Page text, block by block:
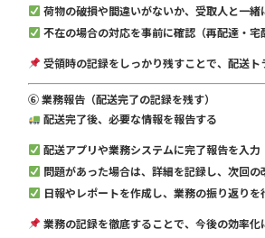
荷物の破損や間違いがないか、受取人と一緒
不在の場合の対応を事前に確認（再配達・宅
受領時の記録をしっかり残すことで、配送ト
⑥ 業務報告（配送完了の記録を残す）
配送完了後、必要な情報を報告する
配送アプリや業務システムに完了報告を入力
問題があった場合は、詳細を記録し、次回の
日報やレポートを作成し、業務の振り返りを
業務の記録を徹底することで、今後の効率化